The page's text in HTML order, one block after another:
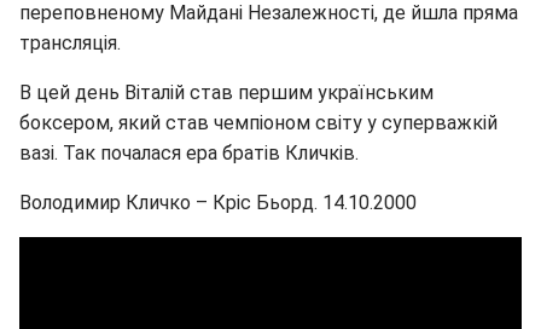
переповненому Майдані Незалежності, де йшла пряма
трансляція.
В цей день Віталій став першим українським
боксером, який став чемпіоном світу у суперважкій
вазі. Так почалася ера братів Кличків.
Володимир Кличко – Кріс Бьорд. 14.10.2000